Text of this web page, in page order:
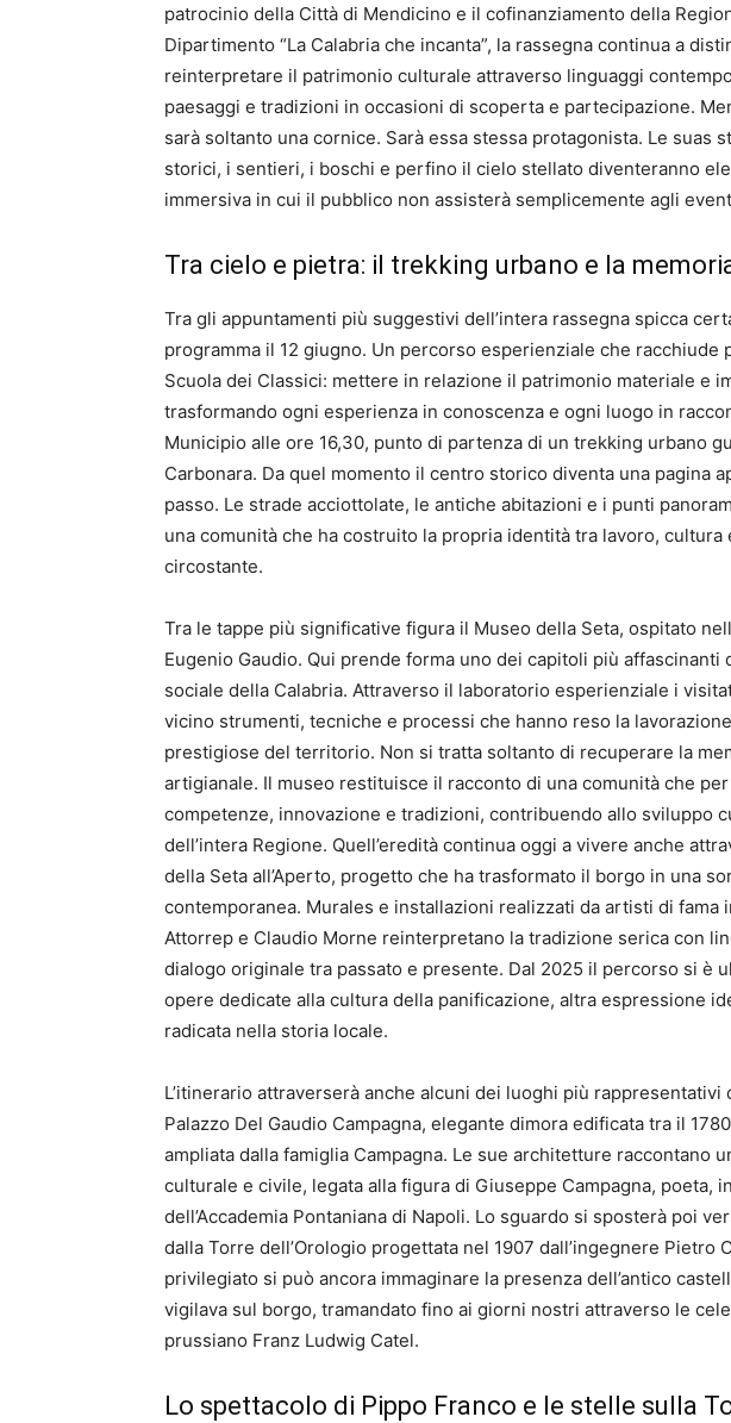
patrocinio della Città di Mendicino e il cofinanziamento della
Dipartimento “La Calabria che incanta”, la rassegna continua a
reinterpretare il patrimonio culturale attraverso linguaggi
paesaggi e tradizioni in occasioni di scoperta e partecipazione.
sarà soltanto una cornice. Sarà essa stessa protagonista. Le suas
storici, i sentieri, i boschi e perfino il cielo stellato diventeranno
immersiva in cui il pubblico non assisterà semplicemente agli
Tra cielo e pietra: il trekking urbano e la
Tra gli appuntamenti più suggestivi dell’intera rassegna spicca
programma il 12 giugno. Un percorso esperienziale che
Scuola dei Classici: mettere in relazione il patrimonio materiale e
trasformando ogni esperienza in conoscenza e ogni luogo in
Municipio alle ore 16,30, punto di partenza di un trekking urbano
Carbonara. Da quel momento il centro storico diventa una pagina
passo. Le strade acciottolate, le antiche abitazioni e i punti
una comunità che ha costruito la propria identità tra lavoro,
circostante.
Tra le tappe più significative figura il Museo della Seta, ospitato
Eugenio Gaudio. Qui prende forma uno dei capitoli più affascinanti
sociale della Calabria. Attraverso il laboratorio esperienziale i
vicino strumenti, tecniche e processi che hanno reso la
prestigiose del territorio. Non si tratta soltanto di recuperare la
artigianale. Il museo restituisce il racconto di una comunità che
competenze, innovazione e tradizioni, contribuendo allo sviluppo
dell’intera Regione. Quell’eredità continua oggi a vivere anche
della Seta all’Aperto, progetto che ha trasformato il borgo in una
contemporanea. Murales e installazioni realizzati da artisti di fama
Attorrep e Claudio Morne reinterpretano la tradizione serica con
dialogo originale tra passato e presente. Dal 2025 il percorso si è
opere dedicate alla cultura della panificazione, altra espressione
radicata nella storia locale.
L’itinerario attraverserà anche alcuni dei luoghi più
Palazzo Del Gaudio Campagna, elegante dimora edificata tra il
ampliata dalla famiglia Campagna. Le sue architetture raccontano
culturale e civile, legata alla figura di Giuseppe Campagna, poeta,
dell’Accademia Pontaniana di Napoli. Lo sguardo si sposterà poi
dalla Torre dell’Orologio progettata nel 1907 dall’ingegnere Pietro
privilegiato si può ancora immaginare la presenza dell’antico
vigilava sul borgo, tramandato fino ai giorni nostri attraverso le
prussiano Franz Ludwig Catel.
Lo spettacolo di Pippo Franco e le stelle sulla